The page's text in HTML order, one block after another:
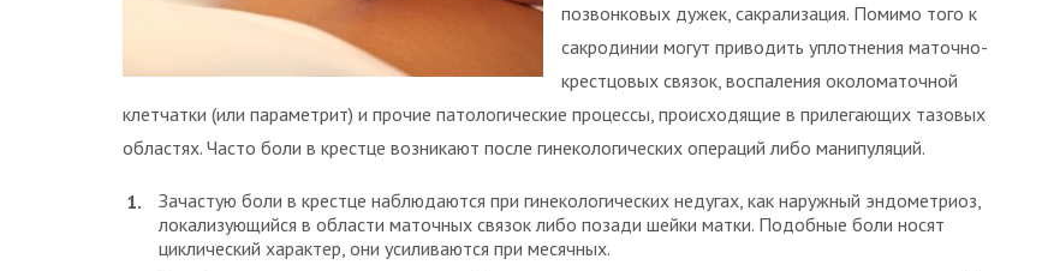
позвонковых дужек, сакрализация. Помимо того к
сакродинии могут приводить уплотнения маточно-
крестцовых связок, воспаления околоматочной
клетчатки (или параметрит) и прочие патологические процессы, происходящие в прилегающих тазовых
областях. Часто боли в крестце возникают после гинекологических операций либо манипуляций.
Зачастую боли в крестце наблюдаются при гинекологических недугах, как наружный эндометриоз,
локализующийся в области маточных связок либо позади шейки матки. Подобные боли носят
циклический характер, они усиливаются при месячных.